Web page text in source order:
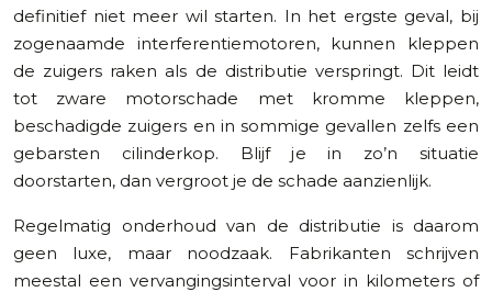
definitief niet meer wil starten. In het ergste geval, bij
zogenaamde interferentiemotoren, kunnen kleppen
de zuigers raken als de distributie verspringt. Dit leidt
tot zware motorschade met kromme kleppen,
beschadigde zuigers en in sommige gevallen zelfs een
gebarsten cilinderkop. Blijf je in zo’n situatie
doorstarten, dan vergroot je de schade aanzienlijk.
Regelmatig onderhoud van de distributie is daarom
geen luxe, maar noodzaak. Fabrikanten schrijven
meestal een vervangingsinterval voor in kilometers of